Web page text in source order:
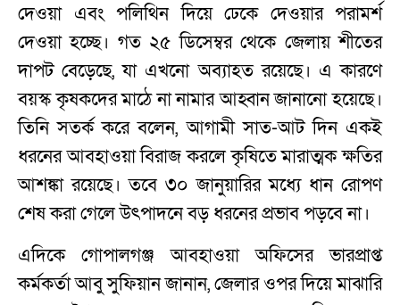
দেওয়া এবং পলিথিন দিয়ে ঢেকে দেওয়ার পরামর্শ
দেওয়া হচ্ছে। গত ২৫ ডিসেম্বর থেকে জেলায় শীতের
দাপট বেড়েছে, যা এখনো অব্যাহত রয়েছে। এ কারণে
বয়স্ক কৃষকদের মাঠে না নামার আহ্বান জানানো হয়েছে।
তিনি সতর্ক করে বলেন, আগামী সাত-আট দিন একই
ধরনের আবহাওয়া বিরাজ করলে কৃষিতে মারাত্মক ক্ষতির
আশঙ্কা রয়েছে। তবে ৩০ জানুয়ারির মধ্যে ধান রোপণ
শেষ করা গেলে উৎপাদনে বড় ধরনের প্রভাব পড়বে না।
এদিকে গোপালগঞ্জ আবহাওয়া অফিসের ভারপ্রাপ্ত
কর্মকর্তা আবু সুফিয়ান জানান, জেলার ওপর দিয়ে মাঝারি